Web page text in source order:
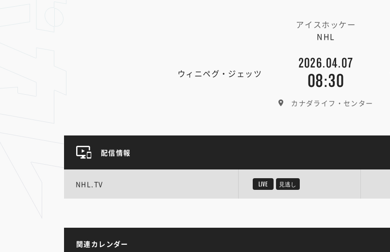
アイスホッケー
NHL
ウィニペグ・ジェッツ
2026.04.07
08:30
カナダライフ・センター
配信情報
NHL.TV LIVE 見逃し
関連カレンダー